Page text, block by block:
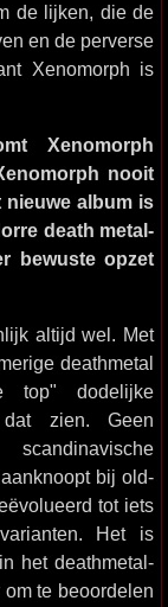
de lijken, die de
en de perverse
Xenomorph is
Xenomorph
nooit
nieuwe album is
death metal-
bewuste opzet
altijd wel. Met
deathmetal
top" dodelijke
zien. Geen
bij old-
tot iets
Het is
het deathmetal-
te beoordelen